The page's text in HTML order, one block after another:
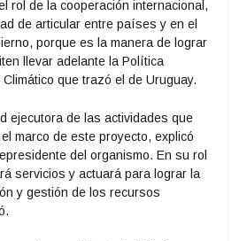
rol de la cooperación internacional,
de articular entre países y en el
porque es la manera de lograr
llevar adelante la Política
que trazó el de Uruguay.
ejecutora de las actividades que
marco de este proyecto, explicó
del organismo. En su rol
servicios y actuará para lograr la
y gestión de los recursos